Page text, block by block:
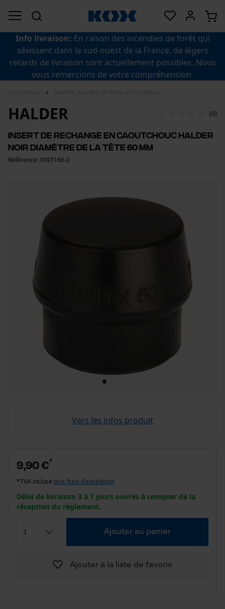
Info livraison: En raison des incendies de forêt qui
sévissent dans le sud-ouest de la France, de légers
retards de livraison sont actuellement possibles. Nous
vous remercions de votre compréhension.
HALDER (0)
Insert de rechange en caoutchouc Halder
noir Diamètre de la tête 60 mm
Référence: XX97166-2
Vers les infos produit
9,90 €*
*TVA incluse plus frais d'expédition
Délai de livraison 3 à 7 jours ouvrés à compter de la
réception du règlement.
Ajouter au panier
Ajouter à la liste de favoris